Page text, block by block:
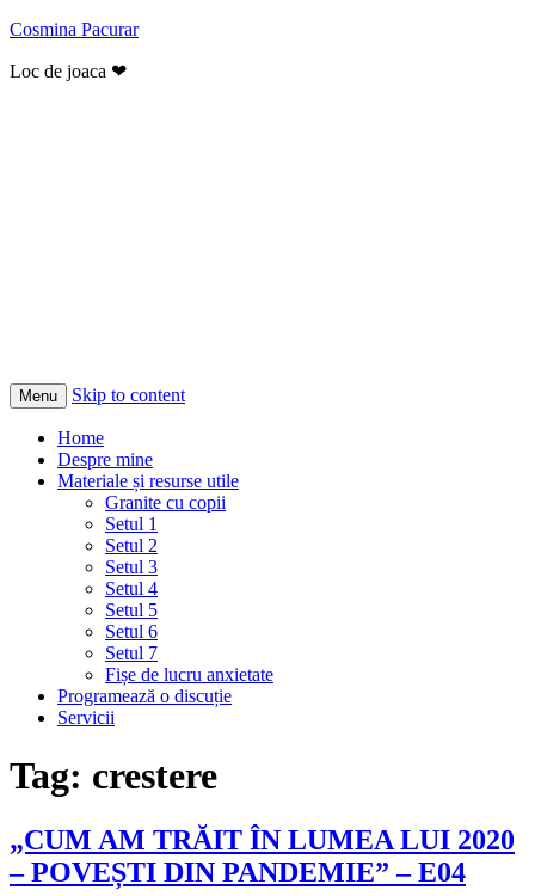
Cosmina Pacurar
Loc de joaca ❤
Menu Skip to content
Home
Despre mine
Materiale și resurse utile
Granite cu copii
Setul 1
Setul 2
Setul 3
Setul 4
Setul 5
Setul 6
Setul 7
Fișe de lucru anxietate
Programează o discuție
Servicii
Tag: crestere
„CUM AM TRĂIT ÎN LUMEA LUI 2020
– POVEȘTI DIN PANDEMIE” – E04